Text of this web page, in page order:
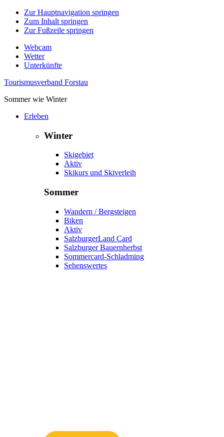
Zur Hauptnavigation springen
Zum Inhalt springen
Zur Fußzeile springen
Webcam
Wetter
Unterkünfte
Tourismusverband Forstau
Sommer wie Winter
Erleben
Winter
Skigebiet
Aktiv
Skikurs und Skiverleih
Sommer
Wandern / Bergsteigen
Biken
Aktiv
SalzburgerLand Card
Salzburger Bauernherbst
Sommercard-Schladming
Sehenswertes